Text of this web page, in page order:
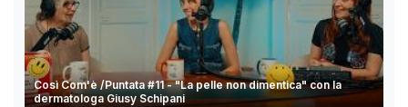
Così Com'è /Puntata #11 - "La pelle non dimentica" con la
dermatologa Giusy Schipani